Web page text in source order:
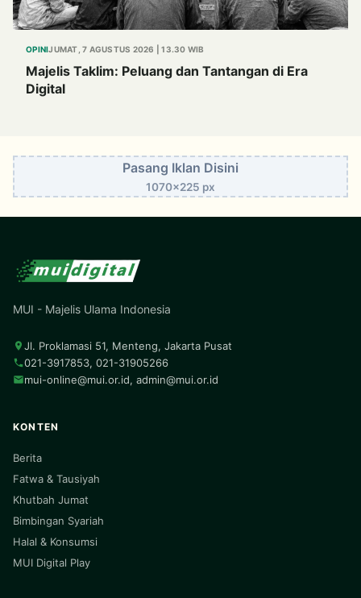
OPINIJUMAT, 7 AGUSTUS 2026 | 13.30 WIB
Majelis Taklim: Peluang dan Tantangan di Era
Digital
Pasang Iklan Disini
1070x225 px
MUI - Majelis Ulama Indonesia
Jl. Proklamasi 51, Menteng, Jakarta Pusat
021-3917853, 021-31905266
mui-online@mui.or.id, admin@mui.or.id
KONTEN
Berita
Fatwa & Tausiyah
Khutbah Jumat
Bimbingan Syariah
Halal & Konsumsi
MUI Digital Play